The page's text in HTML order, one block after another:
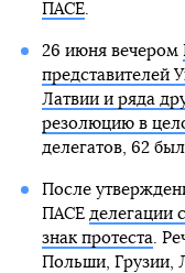
ПАСЕ.
26 июня вечером
представителей
Латвии и ряда
резолюцию в
делегатов, 62
После
ПАСЕ делегации
знак протеста.
Польши, Грузии,